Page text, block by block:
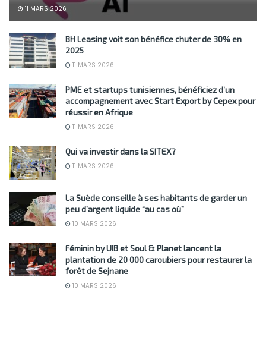
11 MARS 2026
BH Leasing voit son bénéfice chuter de 30% en
2025
11 MARS 2026
PME et startups tunisiennes, bénéficiez d’un
accompagnement avec Start Export by Cepex pour
réussir en Afrique
11 MARS 2026
Qui va investir dans la SITEX?
11 MARS 2026
La Suède conseille à ses habitants de garder un
peu d’argent liquide “au cas où”
10 MARS 2026
Féminin by UIB et Soul & Planet lancent la
plantation de 20 000 caroubiers pour restaurer la
forêt de Sejnane
10 MARS 2026